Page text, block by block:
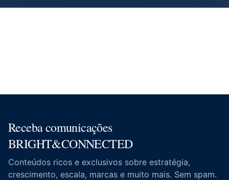
Receba comunicações
BRIGHT&CONNECTED
Conteúdos ricos e exclusivos sobre estratégia,
crescimento, escala, marcas e muito mais. Sem spam.